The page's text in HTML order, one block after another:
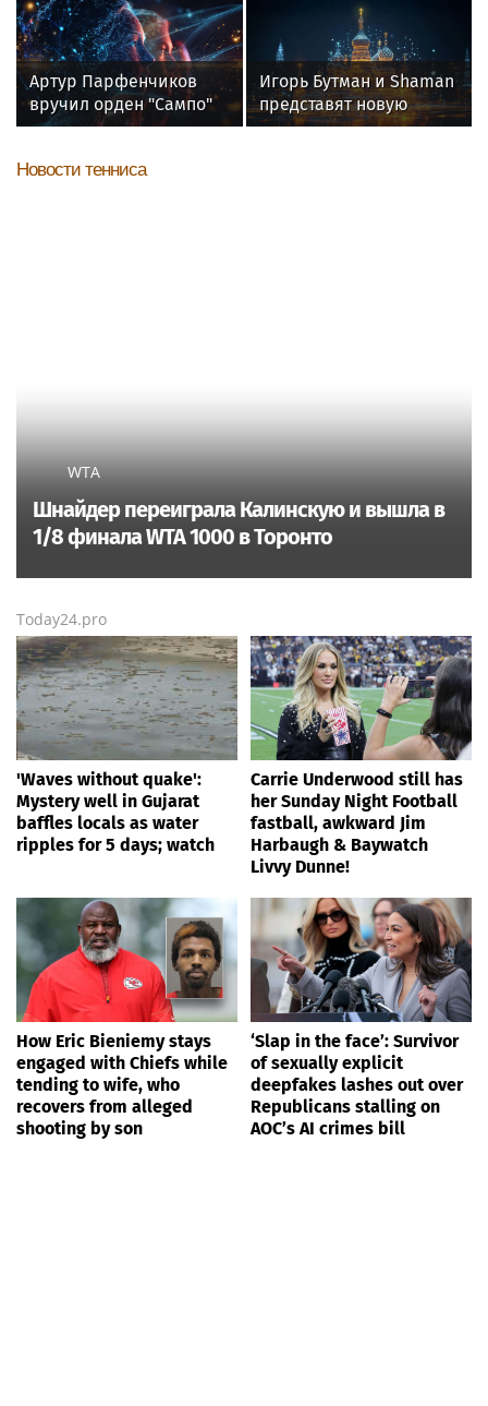
молодым журналистом
России джазового вуза
Артур Парфенчиков
вручил орден "Сампо"
семье Бориса Одлиса
Игорь Бутман и Shaman
представят новую
премьеру 27 октября
Новости тенниса
WTA
Шнайдер переиграла Калинскую и вышла в
1/8 финала WTA 1000 в Торонто
Today24.pro
'Waves without quake':
Mystery well in Gujarat
baffles locals as water
ripples for 5 days; watch
Carrie Underwood still has
her Sunday Night Football
fastball, awkward Jim
Harbaugh & Baywatch
Livvy Dunne!
How Eric Bieniemy stays
engaged with Chiefs while
tending to wife, who
recovers from alleged
shooting by son
‘Slap in the face’: Survivor
of sexually explicit
deepfakes lashes out over
Republicans stalling on
AOC’s AI crimes bill